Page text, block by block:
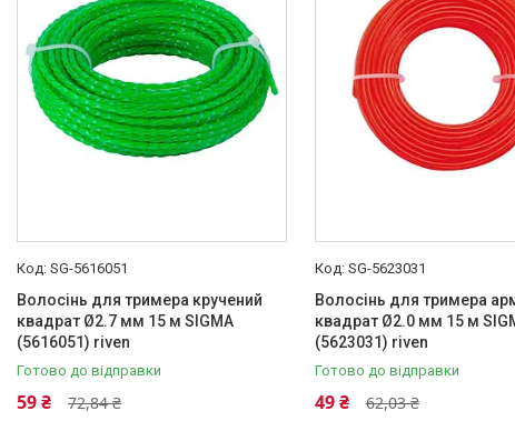
SG-5616051
Волосінь для тримера кручений
квадрат Ø2.7 мм 15 м SIGMA
(5616051) riven
Готово до відправки
72,84 ₴
59 ₴
SG-5623031
Волосінь для тримера
квадрат Ø2.0 мм 15 м
(5623031) riven
Готово до відправки
62,03 ₴
49 ₴